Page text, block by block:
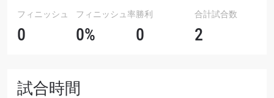
フィニッシュ
0
フィニッシュ率
0%
勝利
0
合計試合数
2
試合時間